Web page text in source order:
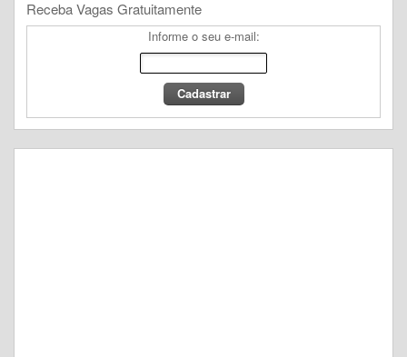
Receba Vagas Gratuitamente
Informe o seu e-mail: